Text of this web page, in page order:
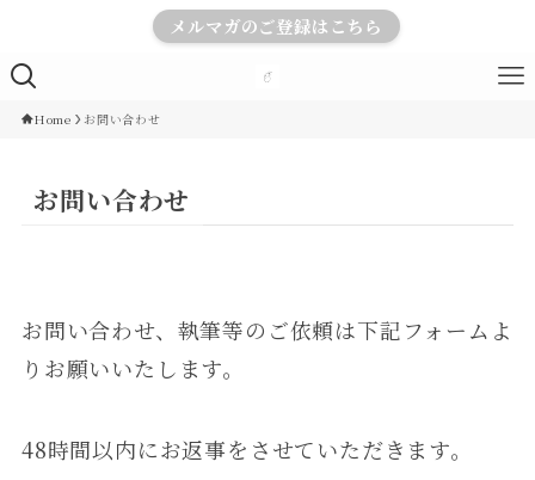
メルマガのご登録はこちら
Home お問い合わせ
お問い合わせ
お問い合わせ、執筆等のご依頼は下記フォームよ
りお願いいたします。
48時間以内にお返事をさせていただきます。